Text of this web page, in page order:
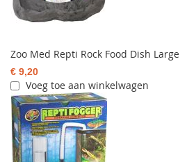
Zoo Med Repti Rock Food Dish Large
€ 9,20
Voeg toe aan winkelwagen